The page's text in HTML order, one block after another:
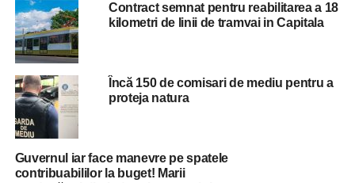
”Au fost încercări de a
pătrunde în curtea
guvernului. Vom
interveni, dacă e
nevoie, gradual, vom
încerca să evităm
Contract semnat pentru reabilitarea a 18
kilometri de linii de tramvai in Capitala
Încă 150 de comisari de mediu pentru a
proteja natura
Guvernul iar face manevre pe spatele
contribuabililor la buget! Marii